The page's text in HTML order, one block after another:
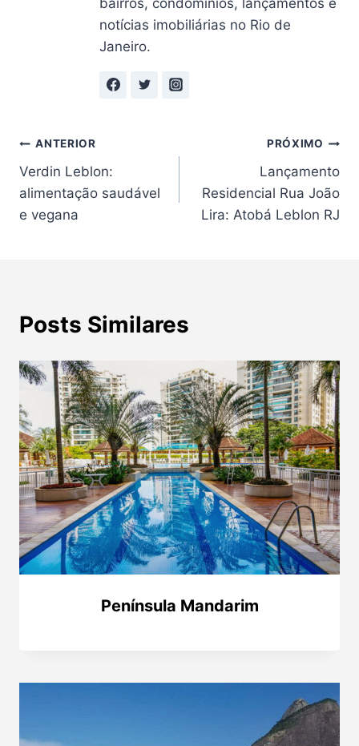
notícias imobiliárias no Rio de
Janeiro.
Navegação
de
Post
ANTERIOR
Verdin Leblon:
alimentação saudável
e vegana
PRÓXIMO
Lançamento
Residencial Rua João
Lira: Atobá Leblon RJ
Posts Similares
Península Mandarim